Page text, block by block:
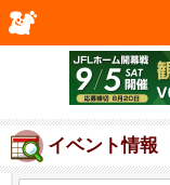
イベント情報